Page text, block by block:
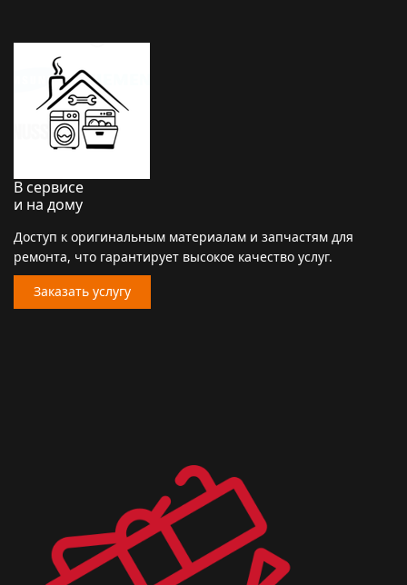
В сервисе
и на дому
Доступ к оригинальным материалам и запчастям для
ремонта, что гарантирует высокое качество услуг.
Заказать услугу